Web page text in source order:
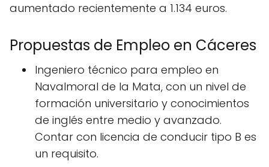
aumentado recientemente a 1.134 euros.
Propuestas de Empleo en Cáceres
Ingeniero técnico para empleo en
Navalmoral de la Mata, con un nivel de
formación universitario y conocimientos
de inglés entre medio y avanzado.
Contar con licencia de conducir tipo B es
un requisito.